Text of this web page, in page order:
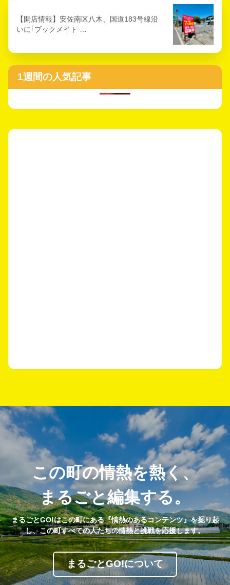
【開店情報】安佐南区八木、国道183号線沿
いに｢ブックメイト …
1週間の人気記事
この町の情熱を熱く、
まるごと編集する。
まるごとGO!はこの町にある『情熱のあるコンテンツ』を掘り起
し、この町すべての人たちの情熱と挑戦を応援します。
まるごとGO!について